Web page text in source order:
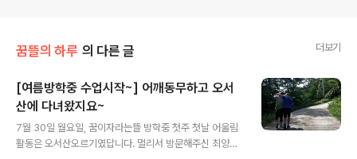
꿈뜰의 하루 의 다른 글 더보기
[여름방학중 수업시작~] 어깨동무하고 오서
산에 다녀왔지요~
7월 30일 월요일, 꿈이자라는뜰 방학중 첫주 첫날 어울림
활동은 오서산오르기였답니다. 멀리서 방문해주신 최양균,